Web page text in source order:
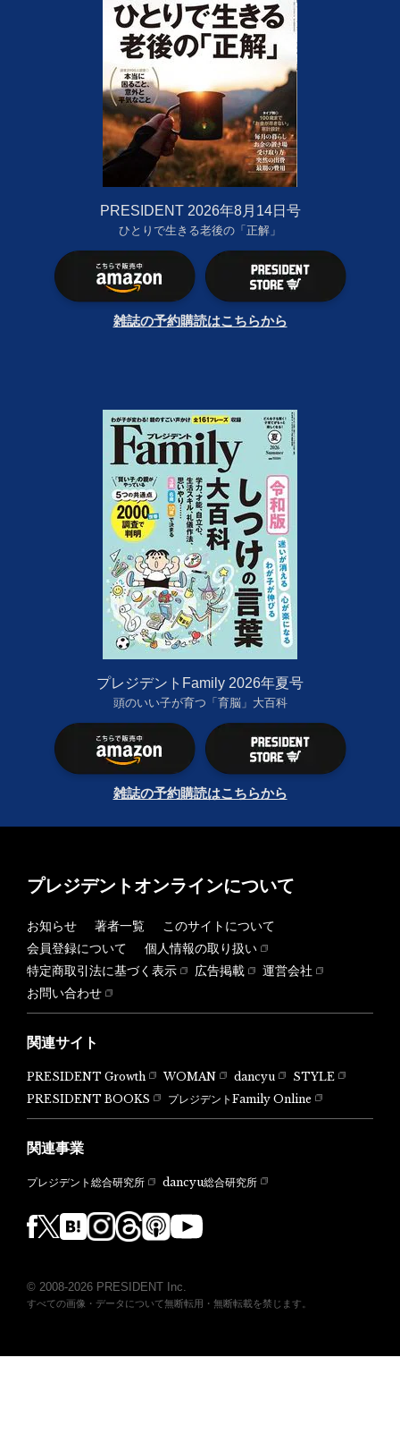
PRESIDENT 2026年8月14日号
ひとりで生きる老後の「正解」
雑誌の予約購読はこちらから
プレジデントFamily 2026年夏号
頭のいい子が育つ「育脳」大百科
雑誌の予約購読はこちらから
プレジデントオンラインについて
お知らせ 著者一覧
このサイトについて
会員登録について
個人情報の取り扱い
特定商取引法に基づく表示
広告掲載
運営会社
お問い合わせ
関連サイト
PRESIDENT Growth WOMAN dancyu
STYLE
PRESIDENT BOOKS
プレジデントFamily Online
関連事業
プレジデント総合研究所 dancyu総合研究所
© 2008-2026 PRESIDENT Inc.
すべての画像・データについて無断転用・無断転載を禁じます。